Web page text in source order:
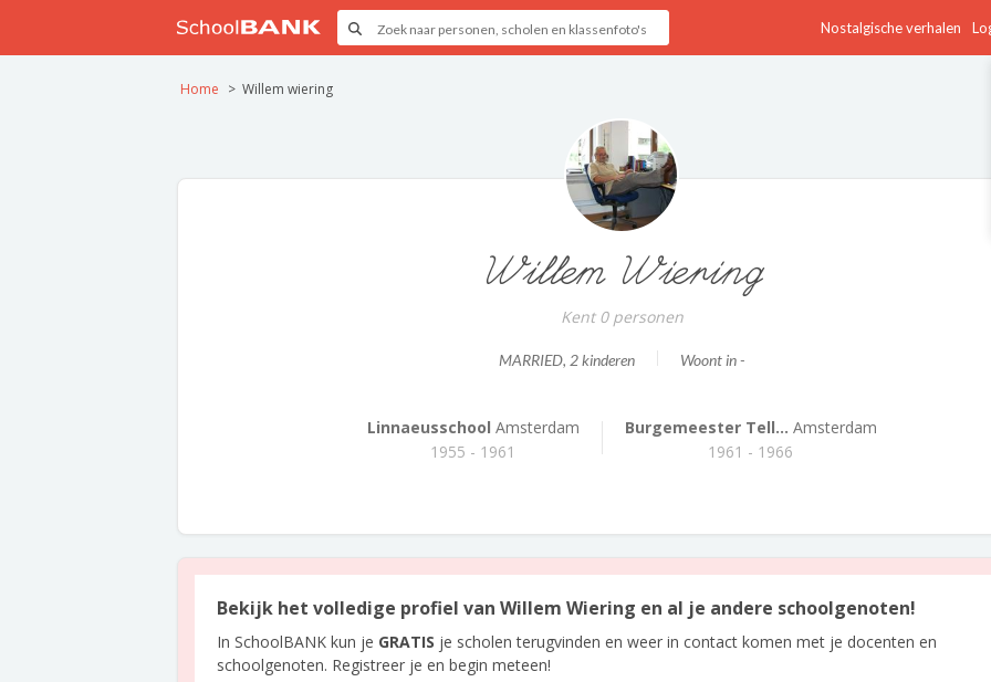
Nostalgische verhalen
Home Willem wiering
Willem Wiering
Kent 0 personen
MARRIED, 2 kinderen Woont in -
Linnaeusschool Amsterdam
1955 - 1961
Burgemeester Tell... Amsterdam
1961 - 1966
Bekijk het volledige profiel van Willem Wiering en al je andere schoolgenoten!
In SchoolBANK kun je GRATIS je scholen terugvinden en weer in contact komen met je docenten en
schoolgenoten. Registreer je en begin meteen!